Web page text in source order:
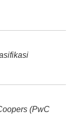
(PwC